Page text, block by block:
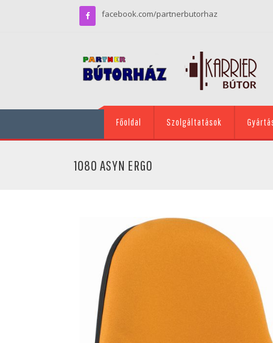
facebook.com/partnerbutorhaz
Főoldal Szolgáltatások
1080 ASYN ERGO